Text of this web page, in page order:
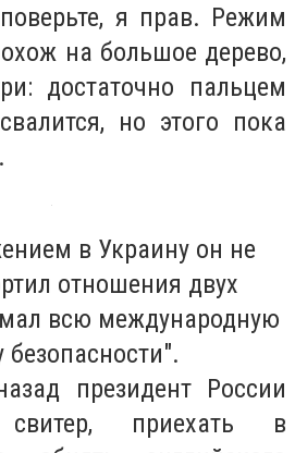
я прав. Режим
на большое дерево,
достаточно пальцем
но этого пока
в Украину он не
отношения двух
всю международную
безопасности".
президент России
приехать в